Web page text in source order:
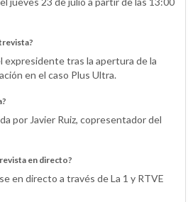
expresidente tras la apertura de la
en el caso Plus Ultra.
por Javier Ruiz, copresentador del
en directo?
en directo a través de La 1 y RTVE